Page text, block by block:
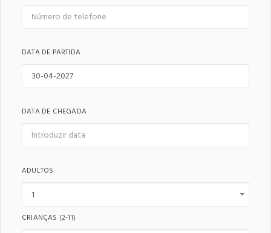
DATA DE PARTIDA
DATA DE CHEGADA
ADULTOS
CRIANÇAS (2-11)